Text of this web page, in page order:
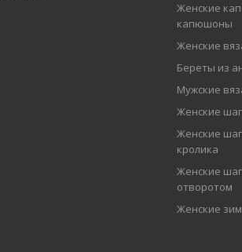
Женские
капюшоны
Женские
Береты из
Мужские
Женские
Женские
кролика
Женские
отворотом
Женские